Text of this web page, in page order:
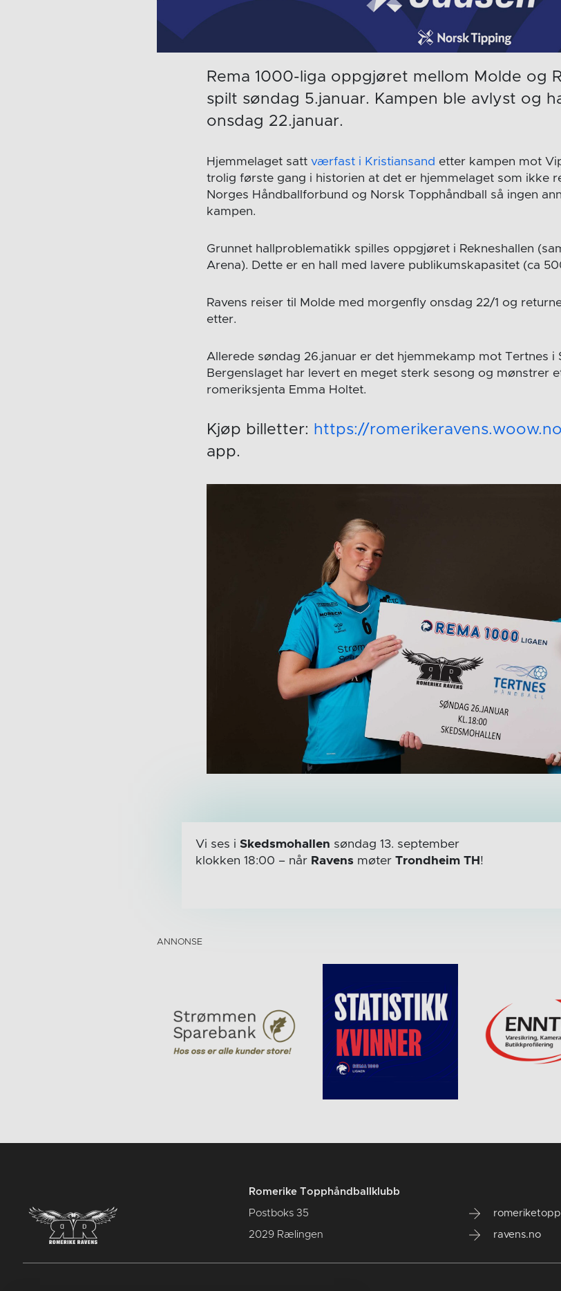
Rema 1000-liga oppgjøret mellom Molde og
spilt søndag 5.januar. Kampen ble avlyst og
onsdag 22.januar.
Hjemmelaget sattværfast i Kristiansand etter kampen mot
trolig første gang i historien at det er hjemmelaget som ikke
Norges Håndballforbund og Norsk Topphåndball så ingen
kampen.
Grunnet hallproblematikk spilles oppgjøret i Rekneshallen
Arena). Dette er en hall med lavere publikumskapasitet (ca
Ravens reiser til Molde med morgenfly onsdag 22/1 og
etter.
Allerede søndag 26.januar er det hjemmekamp mot Tertnes i
Bergenslaget har levert en meget sterk sesong og mønstrer
romeriksjenta Emma Holtet.
Kjøp billetter: https://
app.
Vi ses i Skedsmohallen søndag 13. september
klokken 18:00 – når Ravens møter Trondheim TH !
Romerike Topphåndballklubb
Postboks 35
2029 Rælingen ravens.no